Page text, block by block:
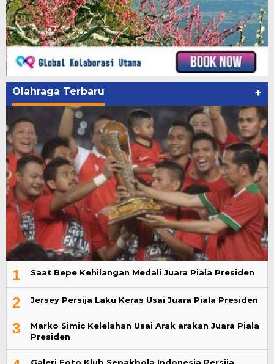
Olahraga Terbaru +
1 Saat Bepe Kehilangan Medali Juara Piala Presiden
2 Jersey Persija Laku Keras Usai Juara Piala Presiden
3
Marko Simic Kelelahan Usai Arak arakan Juara Piala
Presiden